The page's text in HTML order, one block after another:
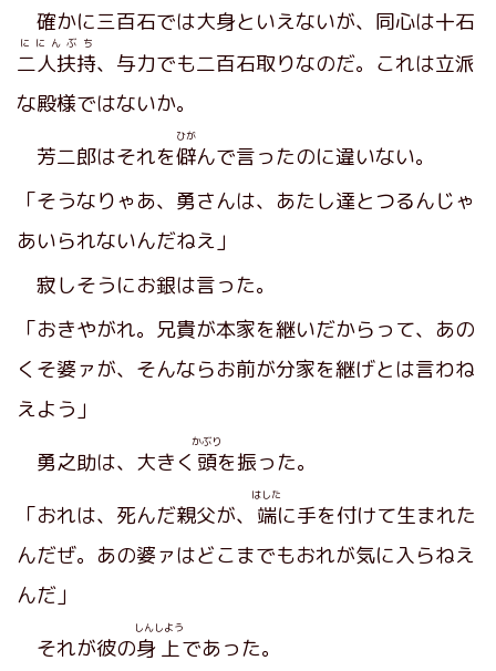
確かに三百石では大身といえないが、同心は十石
二人扶持
ににんぶち
、与力でも二百石取りなのだ。これは立派
な殿様ではないか。
芳二郎はそれを僻
ひが
んで言ったのに違いない。
「そうなりゃあ、勇さんは、あたし達とつるんじゃ
あいられないんだねえ」
寂しそうにお銀は言った。
「おきやがれ。兄貴が本家を継いだからって、あの
くそ婆ァが、そんならお前が分家を継げとは言わね
えよう」
勇之助は、大きく 頭
かぶり
を振った。
「おれは、死んだ親父が、 端
はした
に手を付けて生まれた
んだぜ。あの婆ァはどこまでもおれが気に入らねえ
んだ」
それが彼の身上
しんしよう
であった。